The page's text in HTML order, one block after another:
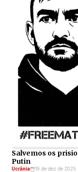
Salvemos os
Putin
Ucrânia 19 de dez de 2025